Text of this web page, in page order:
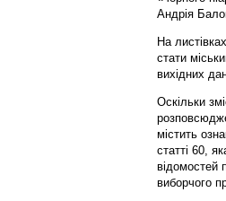
Андрія
На
стати
вихідних
Оскільки
містить
статті 60,
відомостей
виборчого